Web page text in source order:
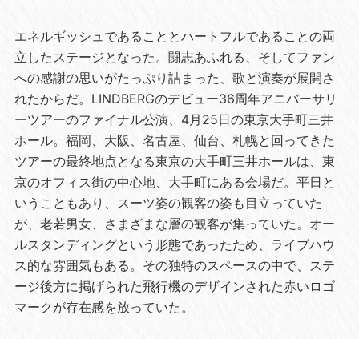
エネルギッシュであることとハートフルであることの両
立したステージとなった。闘志あふれる、そしてファン
への感謝の思いがたっぷり詰まった、歌と演奏が展開さ
れたからだ。LINDBERGのデビュー36周年アニバーサリ
ーツアーのファイナル公演、4月25日の東京大手町三井
ホール。福岡、大阪、名古屋、仙台、札幌と回ってきた
ツアーの最終地点となる東京の大手町三井ホールは、東
京のオフィス街の中心地、大手町にある会場だ。平日と
いうこともあり、スーツ姿の観客の姿も目立っていた
が、老若男女、さまざまな層の観客が集っていた。オー
ルスタンディングという形態であったため、ライブハウ
ス的な雰囲気もある。その独特のスペースの中で、ステ
ージ後方に掲げられた飛行機のデザインされた赤いロゴ
マークが存在感を放っていた。